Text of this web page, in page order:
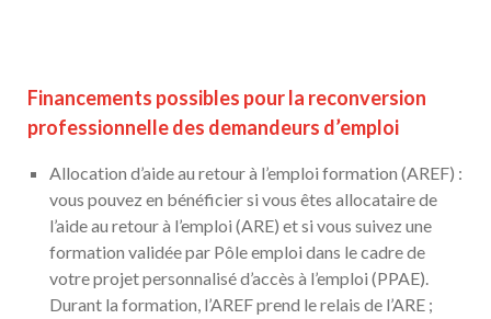
Financements possibles pour la reconversion
professionnelle des demandeurs d’emploi
Allocation d’aide au retour à l’emploi formation (AREF) :
vous pouvez en bénéficier si vous êtes allocataire de
l’aide au retour à l’emploi (ARE) et si vous suivez une
formation validée par Pôle emploi dans le cadre de
votre projet personnalisé d’accès à l’emploi (PPAE).
Durant la formation, l’AREF prend le relais de l’ARE ;